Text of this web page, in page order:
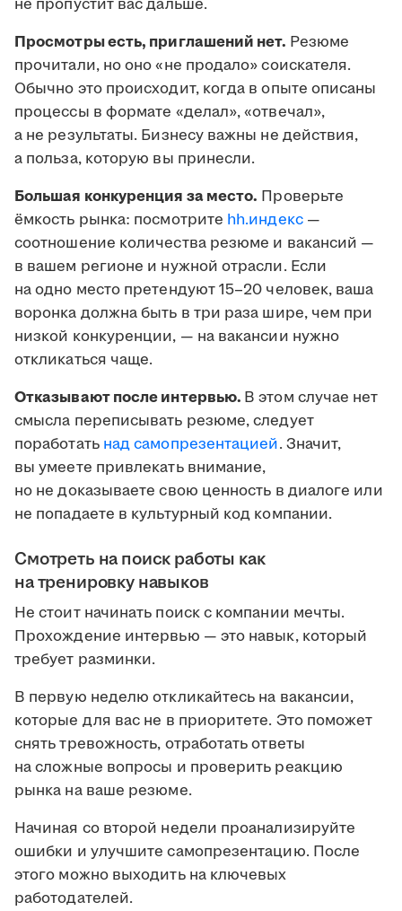
не пропустит вас дальше.
Просмотры есть, приглашений нет. Резюме
прочитали, но оно «не продало» соискателя.
Обычно это происходит, когда в опыте описаны
процессы в формате «делал», «отвечал»,
а не результаты. Бизнесу важны не действия,
а польза, которую вы принесли.
Большая конкуренция за место. Проверьте
ёмкость рынка: посмотрите hh.индекс—
соотношение количества резюме и вакансий —
в вашем регионе и нужной отрасли. Если
на одно место претендуют 15–20 человек, ваша
воронка должна быть в три раза шире, чем при
низкой конкуренции, — на вакансии нужно
откликаться чаще.
Отказывают после интервью. В этом случае нет
смысла переписывать резюме, следует
поработать над самопрезентацией. Значит,
вы умеете привлекать внимание,
но не доказываете свою ценность в диалоге или
не попадаете в культурный код компании.
Смотреть на поиск работы как
на тренировку навыков
Не стоит начинать поиск с компании мечты.
Прохождение интервью — это навык, который
требует разминки.
В первую неделю откликайтесь на вакансии,
которые для вас не в приоритете. Это поможет
снять тревожность, отработать ответы
на сложные вопросы и проверить реакцию
рынка на ваше резюме.
Начиная со второй недели проанализируйте
ошибки и улучшите самопрезентацию. После
этого можно выходить на ключевых
работодателей.